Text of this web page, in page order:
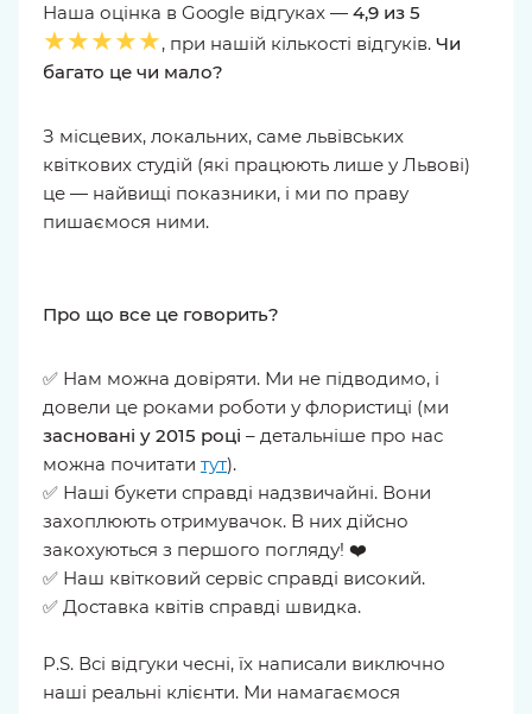
Наша оцінка в Google відгуках — 4,9 из 5
★★★★★, при нашій кількості відгуків. Чи
багато це чи мало?
З місцевих, локальних, саме львівських
квіткових студій (які працюють лише у Львові)
це — найвищі показники, і ми по праву
пишаємося ними.
Про що все це говорить?
✅ Нам можна довіряти. Ми не підводимо, і
довели це роками роботи у флористиці (ми
засновані у 2015 році – детальніше про нас
можна почитати тут).
✅ Наші букети справді надзвичайні. Вони
захоплюють отримувачок. В них дійсно
закохуються з першого погляду! ❤️
✅ Наш квітковий сервіс справді високий.
✅ Доставка квітів справді швидка.
P.S. Всі відгуки чесні, їх написали виключно
наші реальні клієнти. Ми намагаємося